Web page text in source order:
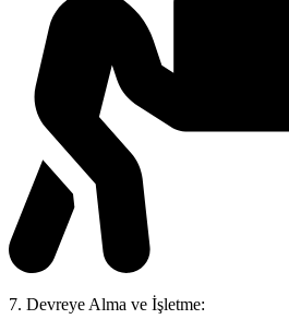
7. Devreye Alma ve İşletme: